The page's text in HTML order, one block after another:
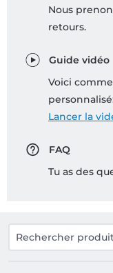
Nous
retours.
Guide vidéo
Voici
Lancer la
FAQ
Tu as des